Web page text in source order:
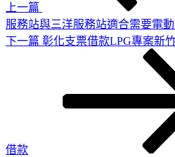
上一篇
服務站與三洋服務站適合需要電
下
下一篇 彰化支票借款LPG專案新
借款